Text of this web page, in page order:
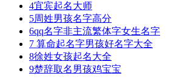
4宜宾起名大师
5周姓男孩名字高分
6qq名字非主流繁体字女生名字
7 算命起名字男孩好名字大全
8徐姓女孩起名大全
9楚辞取名男孩鸡宝宝